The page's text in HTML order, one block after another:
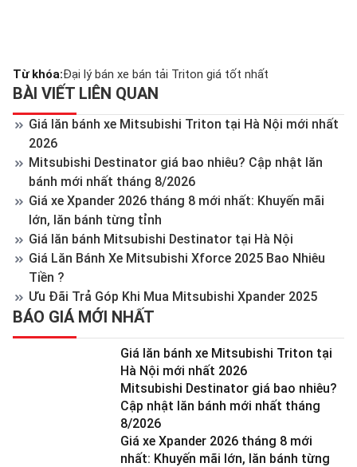
Từ khóa:Đại lý bán xe bán tải Triton giá tốt nhất
BÀI VIẾT LIÊN QUAN
Giá lăn bánh xe Mitsubishi Triton tại Hà Nội mới nhất
2026
Mitsubishi Destinator giá bao nhiêu? Cập nhật lăn
bánh mới nhất tháng 8/2026
Giá xe Xpander 2026 tháng 8 mới nhất: Khuyến mãi
lớn, lăn bánh từng tỉnh
Giá lăn bánh Mitsubishi Destinator tại Hà Nội
Giá Lăn Bánh Xe Mitsubishi Xforce 2025 Bao Nhiêu
Tiền ?
Ưu Đãi Trả Góp Khi Mua Mitsubishi Xpander 2025
BÁO GIÁ MỚI NHẤT
Giá lăn bánh xe Mitsubishi Triton tại
Hà Nội mới nhất 2026
Mitsubishi Destinator giá bao nhiêu?
Cập nhật lăn bánh mới nhất tháng
8/2026
Giá xe Xpander 2026 tháng 8 mới
nhất: Khuyến mãi lớn, lăn bánh từng